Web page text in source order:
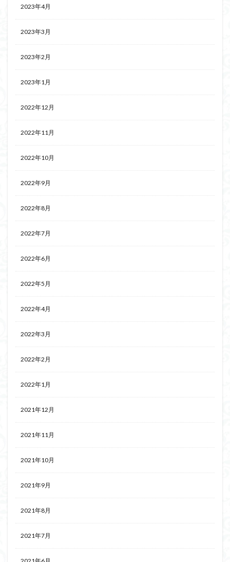
2023年4月
2023年3月
2023年2月
2023年1月
2022年12月
2022年11月
2022年10月
2022年9月
2022年8月
2022年7月
2022年6月
2022年5月
2022年4月
2022年3月
2022年2月
2022年1月
2021年12月
2021年11月
2021年10月
2021年9月
2021年8月
2021年7月